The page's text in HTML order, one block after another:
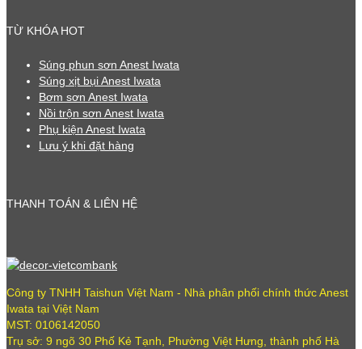
TỪ KHÓA HOT
Súng phun sơn Anest Iwata
Súng xịt bụi Anest Iwata
Bơm sơn Anest Iwata
Nồi trộn sơn Anest Iwata
Phụ kiện Anest Iwata
Lưu ý khi đặt hàng
THANH TOÁN & LIÊN HỆ
Công ty TNHH Taishun Việt Nam - Nhà phân phối chính thức Anest
Iwata tại Việt Nam
MST: 0106142050
Trụ sở: 9 ngõ 30 Phố Kẻ Tạnh, Phường Việt Hưng, thành phố Hà